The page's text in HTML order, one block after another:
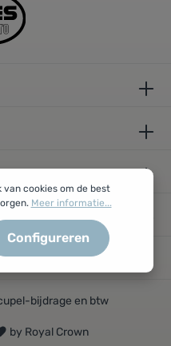
by Royal Crown
bijdrage en btw
van cookies om de best
Meer informatie...
Configureren